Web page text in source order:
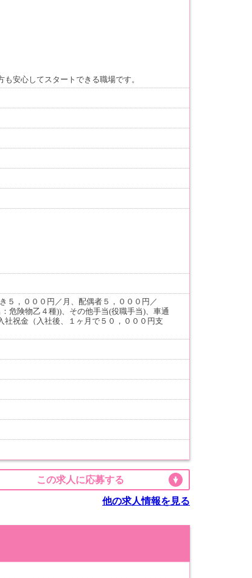
安心してスタートできる職場です。
５，０００円／月、配偶者５，０００円／
危険物乙４種))、その他手当(役職手当)、車通
祝金（入社後、１ヶ月で５０，０００円支
この求人に応募する
他の求人情報を見る